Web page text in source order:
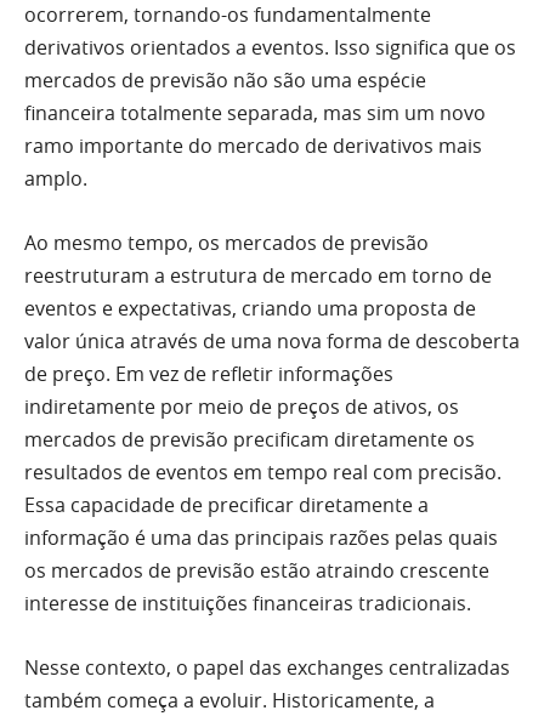
ocorrerem, tornando-os fundamentalmente
derivativos orientados a eventos. Isso significa que os
mercados de previsão não são uma espécie
financeira totalmente separada, mas sim um novo
ramo importante do mercado de derivativos mais
amplo.
Ao mesmo tempo, os mercados de previsão
reestruturam a estrutura de mercado em torno de
eventos e expectativas, criando uma proposta de
valor única através de uma nova forma de descoberta
de preço. Em vez de refletir informações
indiretamente por meio de preços de ativos, os
mercados de previsão precificam diretamente os
resultados de eventos em tempo real com precisão.
Essa capacidade de precificar diretamente a
informação é uma das principais razões pelas quais
os mercados de previsão estão atraindo crescente
interesse de instituições financeiras tradicionais.
Nesse contexto, o papel das exchanges centralizadas
também começa a evoluir. Historicamente, a